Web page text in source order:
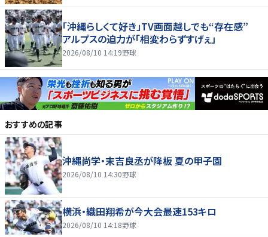
「沖縄らしくて好き」TV画面越しでも“存在感”
アルプスの迫力が「相変わらずすげぇ」
2026/08/10 14:19野球
おすすめの記事
沖縄尚学・末吉良丞が降板 夏の甲子園
2026/08/10 14:30野球
横浜・織田翔希が今大会最速153キロ
2026/08/10 14:18野球